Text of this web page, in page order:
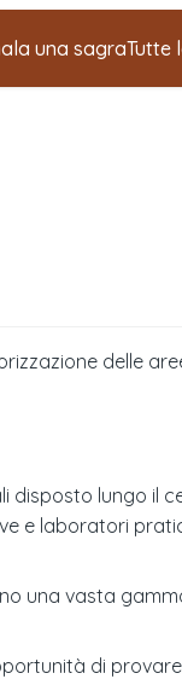
una sagraTutte
delle
disposto lungo il
e laboratori
una vasta
di